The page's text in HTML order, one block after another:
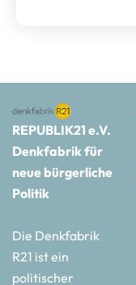
REPUBLIK21 e.V.
Denkfabrik für
neue bürgerliche
Politik
Die Denkfabrik
R21 ist ein
politischer